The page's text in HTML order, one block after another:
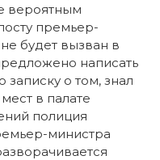
вероятным
премьер-
будет вызван в
написать
записку о том, знал
в палате
полиция
министра